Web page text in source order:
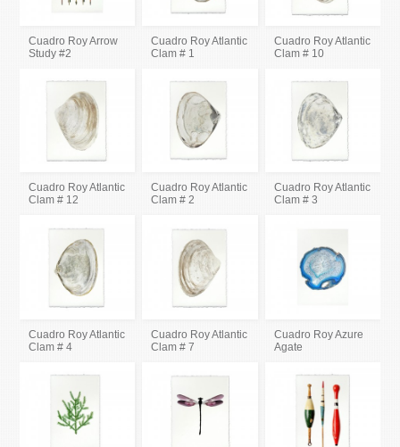
Cuadro Roy Arrow
Study #2
Cuadro Roy Atlantic
Clam # 1
Cuadro Roy Atlantic
Clam # 10
Cuadro Roy Atlantic
Clam # 12
Cuadro Roy Atlantic
Clam # 2
Cuadro Roy Atlantic
Clam # 3
Cuadro Roy Atlantic
Clam # 4
Cuadro Roy Atlantic
Clam # 7
Cuadro Roy Azure
Agate